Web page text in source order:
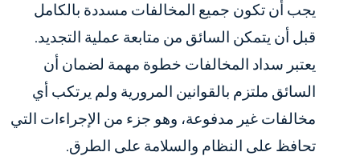
يجب أن تكون جميع المخالفات مسددة بالكامل
قبل أن يتمكن السائق من متابعة عملية التجديد.
يعتبر سداد المخالفات خطوة مهمة لضمان أن
السائق ملتزم بالقوانين المرورية ولم يرتكب أي
مخالفات غير مدفوعة، وهو جزء من الإجراءات التي
تحافظ على النظام والسلامة على الطرق.